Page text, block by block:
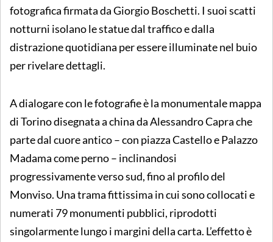
fotografica firmata da Giorgio Boschetti. I suoi scatti
notturni isolano le statue dal traffico e dalla
distrazione quotidiana per essere illuminate nel buio
per rivelare dettagli.
A dialogare con le fotografie è la monumentale mappa
di Torino disegnata a china da Alessandro Capra che
parte dal cuore antico – con piazza Castello e Palazzo
Madama come perno – inclinandosi
progressivamente verso sud, fino al profilo del
Monviso. Una trama fittissima in cui sono collocati e
numerati 79 monumenti pubblici, riprodotti
singolarmente lungo i margini della carta. L’effetto è